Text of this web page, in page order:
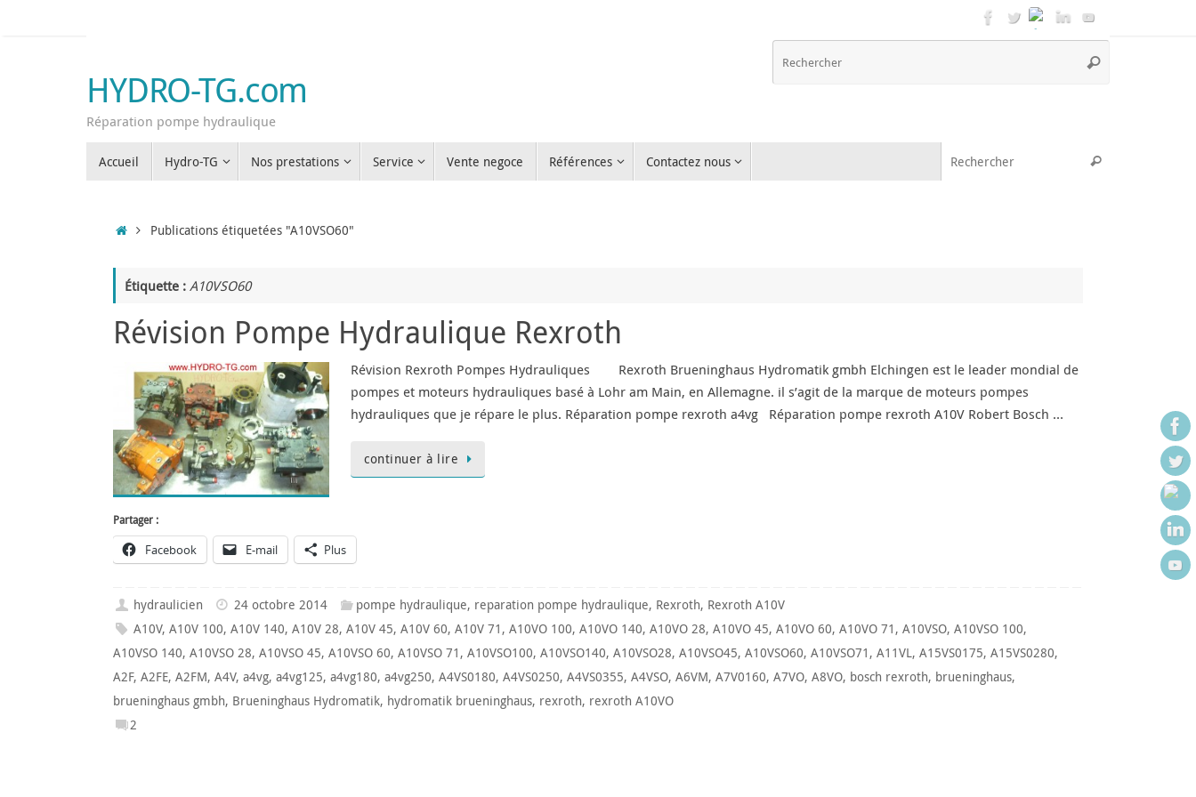
HYDRO-TG.com
Réparation pompe hydraulique
Rechercher
Accueil Hydro-TG Nos prestations Service Vente negoce Références Contactez nous Rechercher
AccueilPublications étiquetées "A10VSO60"
Étiquette : A10VSO60
Révision Pompe Hydraulique Rexroth
Révision Rexroth Pompes Hydrauliques Rexroth Brueninghaus Hydromatik gmbh Elchingen est le leader mondial de
pompes et moteurs hydrauliques basé à Lohr am Main, en Allemagne. il s’agit de la marque de moteurs pompes
hydrauliques que je répare le plus. Réparation pompe rexroth a4vg Réparation pompe rexroth A10V Robert Bosch …
continuer à lire
Partager :
Facebook E-mail Plus
hydraulicien 24 octobre 2014 pompe hydraulique, reparation pompe hydraulique, Rexroth, Rexroth A10V
A10V,A10V 100,A10V 140,A10V 28,A10V 45,A10V 60,A10V 71 ,A10VO 100,A10VO 140,A10VO 28,A10VO 45,A10VO 60,A10VO 71 ,A10VSO,A10VSO 100,
A10VSO 140, A10VSO 28, A10VSO 45, A10VSO 60, A10VSO 71 , A10VSO100, A10VSO140, A10VSO28, A10VSO45, A10VSO60, A10VSO71 , A11VL, A15VS0175, A15VS0280,
A2F, A2FE, A2FM, A4V, a4vg, a4vg125, a4vg180, a4vg250, A4VS0180, A4VS0250, A4VS0355, A4VSO, A6VM, A7V0160, A7VO, A8VO, bosch rexroth, brueninghaus,
brueninghaus gmbh, Brueninghaus Hydromatik, hydromatik brueninghaus, rexroth, rexroth A10VO
2